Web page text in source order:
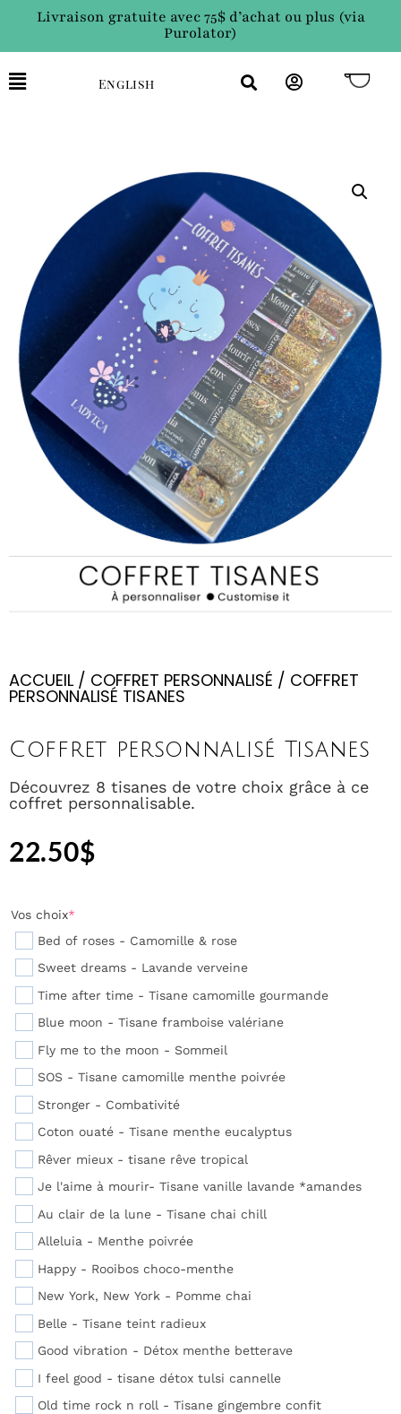
Livraison gratuite avec 75$ d’achat ou plus (via
Purolator)
English
ACCUEIL / COFFRET PERSONNALISÉ / COFFRET
PERSONNALISÉ TISANES
Coffret personnalisé Tisanes
Découvrez 8 tisanes de votre choix grâce à ce
coffret personnalisable.
22.50$
Vos choix*
Bed of roses - Camomille & rose
Sweet dreams - Lavande verveine
Time after time - Tisane camomille gourmande
Blue moon - Tisane framboise valériane
Fly me to the moon - Sommeil
SOS - Tisane camomille menthe poivrée
Stronger - Combativité
Coton ouaté - Tisane menthe eucalyptus
Rêver mieux - tisane rêve tropical
Je l'aime à mourir- Tisane vanille lavande *amandes
Au clair de la lune - Tisane chai chill
Alleluia - Menthe poivrée
Happy - Rooibos choco-menthe
New York, New York - Pomme chai
Belle - Tisane teint radieux
Good vibration - Détox menthe betterave
I feel good - tisane détox tulsi cannelle
Old time rock n roll - Tisane gingembre confit